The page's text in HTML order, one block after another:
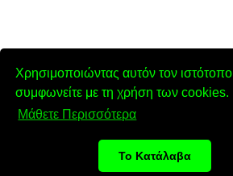
Χρησιμοποιώντας αυτόν τον ιστότοπο
συμφωνείτε με τη χρήση των cookies.
Μάθετε Περισσότερα
Το Κατάλαβα